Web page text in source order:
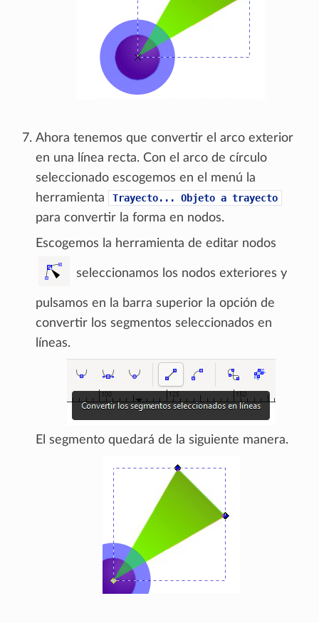
Ahora tenemos que convertir el arco exterior
en una línea recta. Con el arco de círculo
seleccionado escogemos en el menú la
herramienta
Trayecto... Objeto a trayecto
para convertir la forma en nodos.
Escogemos la herramienta de editar nodos
seleccionamos los nodos exteriores y
pulsamos en la barra superior la opción de
convertir los segmentos seleccionados en
líneas.
El segmento quedará de la siguiente manera.